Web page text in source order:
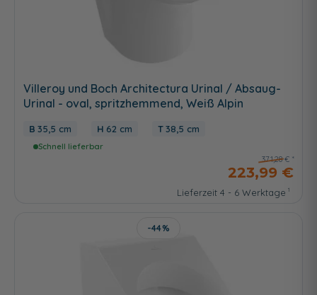
Villeroy und Boch Architectura Urinal / Absaug-
Urinal - oval, spritzhemmend, Weiß Alpin
35,5 cm 62 cm 38,5 cm
Schnell lieferbar
371,28 €
223,99 €
Lieferzeit 4 - 6 Werktage
-44%